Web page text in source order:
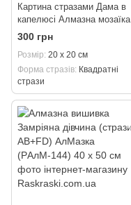
Картина стразами Дама в
капелюсі Алмазна мозаїка
(POSA034) 20 х 20 см
300 грн
Розмір 20 х 20 см
Форма стразів Квадратні
стрази